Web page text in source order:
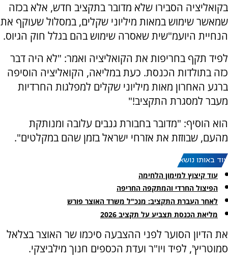
בקואליציה הסבירו שלא מדובר בתקציב חדש, אלא בכזה
שמאשר שימוש במאות מיליוני שקלים, במסלול שעוקף את
הנחיית היועמ"שית שאסרה שימוש בהם בגלל חוק הגיוס.
לפיד תקף בחריפות את הקואליציה ואמר: "לא היה דבר
כזה בתולדות הכנסת. כעת במליאה, הקואליציה הוסיפה
ברגע האחרון מאות מיליוני שקלים למפלגות החרדיות
מעבר למסגרת התקציב!"
הוא הוסיף: "מדובר בחבורת גנבים עלובה ומנותקת
מהעם, שבוזזת את אזרחי ישראל בזמן שהם במקלטים".
עוד באותו נושא:
עוד קיצוץ למימון הלחימה
הפיצול החרדי והמתקפה החריפה
לאחר העברת התקציב: מנכ"ל משרד האוצר פורש
מליאת הכנסת תצביע על תקציב 2026
את הדיון הסוער לפני ההצבעה סיכמו שר האוצר בצלאל
סמוטריץ', לפיד ויו"ר ועדת הכספים חנוך מילביצקי.